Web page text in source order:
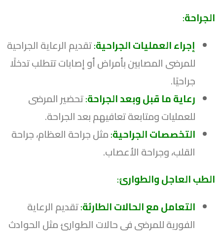
الجراحة:
إجراء العمليات الجراحية:تقديم الرعاية الجراحية
للمرضى المصابين بأمراض أو إصابات تتطلب تدخلًا
جراحيًا.
رعاية ما قبل وبعد الجراحة:تحضير المرضى
للعمليات ومتابعة تعافيهم بعد الجراحة.
التخصصات الجراحية:مثل جراحة العظام، جراحة
القلب، وجراحة الأعصاب.
الطب العاجل والطوارئ:
التعامل مع الحالات الطارئة:تقديم الرعاية
الفورية للمرضى في حالات الطوارئ مثل الحوادث